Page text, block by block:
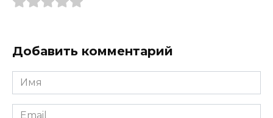
Добавить комментарий
Имя
*
Email